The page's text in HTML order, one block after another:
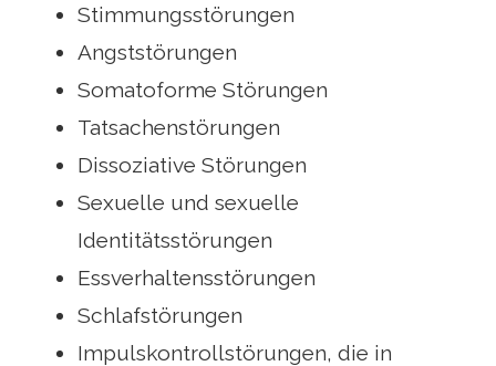
Stimmungsstörungen
Angststörungen
Somatoforme Störungen
Tatsachenstörungen
Dissoziative Störungen
Sexuelle und sexuelle
Identitätsstörungen
Essverhaltensstörungen
Schlafstörungen
Impulskontrollstörungen, die in